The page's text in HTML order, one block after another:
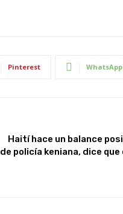
Pinterest WhatsApp
Haití hace un balance
de policía keniana, dice